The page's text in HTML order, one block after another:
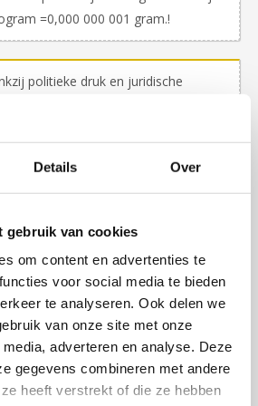
Details Over
gebruik van cookies
om content en advertenties te
voor social media te bieden
te analyseren. Ook delen we
van onze site met onze
adverteren en analyse. Deze
gegevens combineren met andere
heeft verstrekt of die ze hebben
=0,000 000 001 gram.!
politieke druk en juridische
dat neonicotinoide
bezwaarprocedure van de
voeren dankzij de gedreven
en de financiele steun van vele
giften.